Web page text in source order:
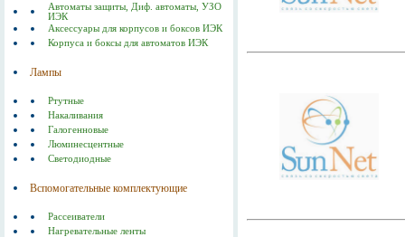
Автоматы защиты, Диф. автоматы, УЗО
ИЭК
Аксессуары для корпусов и боксов ИЭК
Корпуса и боксы для автоматов ИЭК
Лампы
Ртутные
Накаливания
Галогенновые
Люминесцентные
Светодиодные
Вспомогательные комплектующие
Рассеиватели
Нагревательные ленты